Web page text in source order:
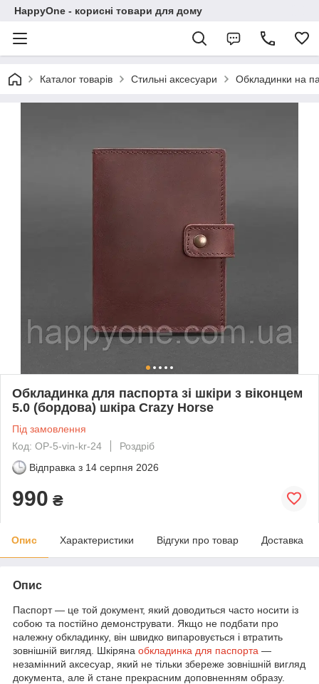
HappyOne - корисні товари для дому
Каталог товарів Стильні аксесуари Обкладинки на
Обкладинка для паспорта зі шкіри з віконцем
5.0 (бордова) шкіра Crazy Horse
Під замовлення
Код: OP-5-vin-kr-24
Роздріб
Відправка з 14 серпня 2026
990 ₴
Опис Характеристики Відгуки про товар Доставка
Опис
Паспорт — це той документ, який доводиться часто носити із
собою та постійно демонструвати. Якщо не подбати про
належну обкладинку, він швидко випаровується і втратить
зовнішній вигляд. Шкіряна обкладинка для паспорта —
незамінний аксесуар, який не тільки збереже зовнішній вигляд
документа, але й стане прекрасним доповненням образу.